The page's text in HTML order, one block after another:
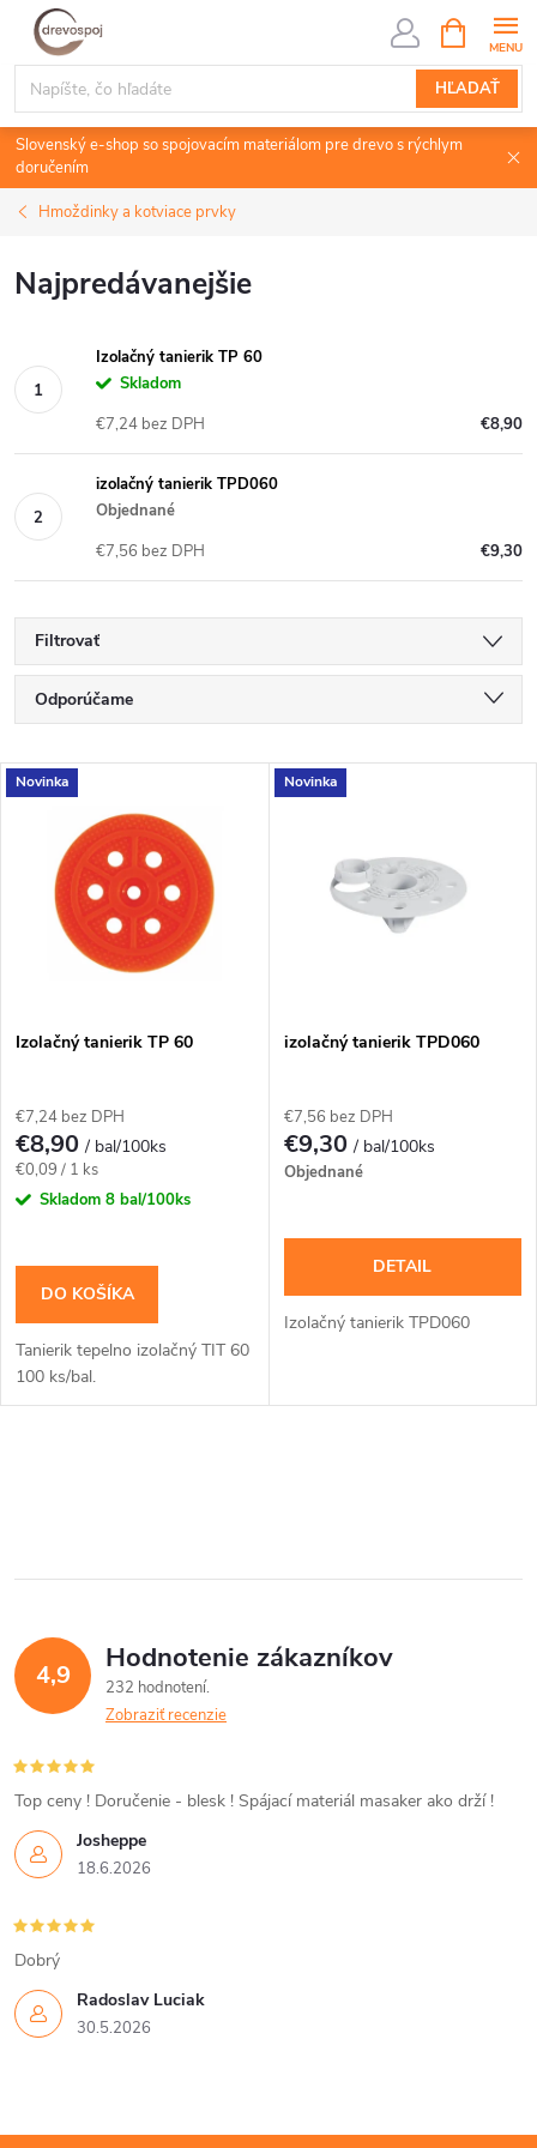
Prejsť
obsah
HĽADAŤ
KOŠÍK
Slovenský e-shop so spojovacím materiálom pre drevo s rýchlym
doručením
Hmoždinky a kotviace prvky
Najpredávanejšie
Izolačný tanierik TP 60
Skladom
€8,90
€7,24 bez DPH
izolačný tanierik TPD060
Objednané
€9,30
€7,56 bez DPH
Filtrovať
R
a
e
p
r
u
k
v
Odporúčame
Najdrahšie
Najpredávanejšie
Abecedne
V
s
r
o
d
u
k
v
Novinka
Izolačný tanierik TP 60
€7,24 bez DPH
€8,90/ bal/100ks
Jednotková
cena:
€0,09 / 1 ks
Skladom 8 bal/100ks
DO KOŠÍKA
Tanierik tepelno izolačný TIT 60
100 ks/bal.
Novinka
izolačný tanierik TPD060
€7,56 bez DPH
€9,30/ bal/100ks
Objednané
DETAIL
Izolačný tanierik TPD060
l
d
a
c
i
e
p
r
v
k
4,9 Hodnotenie zákazníkov
232 hodnotení
Zobraziť recenzie
Josheppe
18.6.2026
Top ceny ! Doručenie - blesk ! Spájací materiál masaker ako drží !
Radoslav Luciak
30.5.2026
Dobrý